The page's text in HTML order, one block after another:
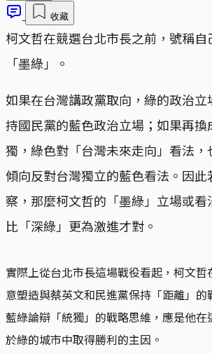
收藏
柯文哲在競選台北市長之前，號稱自
「墨綠」。
如果在台灣講政黨取向，綠的政治
持國民黨的藍色政治立場；如果再
獨，綠色對「台灣未來走向」看法
傾向反對台灣獨立的藍色看法。因此
察，那麼柯文哲的「墨綠」立場或
比「深綠」更為激進才對。
實際上從台北市長這場戰役看起，柯文
意塑造與蔡英文和民進黨保持「距離」
藍綠論辯「統獨」的戰略思維，應是他在
於綠的城市中取得勝利的主因。